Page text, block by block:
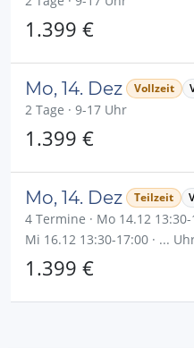
1.399 €
Mo, 14. Dez Vollzeit
2 Tage · 9-17 Uhr
1.399 €
Mo, 14. Dez Teilzeit
4 Termine · Mo 14.12
Mi 16.12 13:30-17:00 · ...
1.399 €